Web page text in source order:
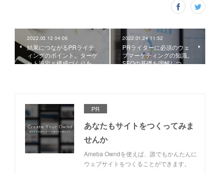
2022.03.12 04:06
結果につながるPRライテ
ィングのポイント。ターゲ
ット設定と構成づくりを…
2022.01.24 11:52
PRライターに必須のウェ
ブマーケティングの知識。
SEOの基礎を理解しつ…
PR
あなたもサイトをつくってみま
せんか
Ameba Owndを使えば、誰でもかんたんに
ウェブサイトをつくることができます。